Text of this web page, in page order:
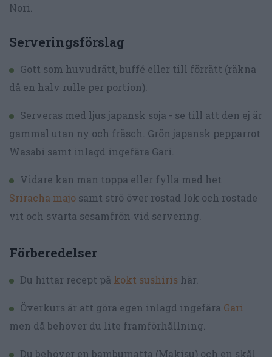
Nori.
Serveringsförslag
Gott som huvudrätt, buffé eller till förrätt (räkna
då en halv rulle per portion).
Serveras med ljus japansk soja - se till att den ej är
gammal utan ny och fräsch. Grön japansk pepparrot
Wasabi samt inlagd ingefära Gari.
Vidare kan man toppa eller fylla med het
Sriracha majo samt strö över rostad lök och rostade
vit och svarta sesamfrön vid servering.
Förberedelser
Du hittar recept på kokt sushiris här.
Överkurs är att göra egen inlagd ingefära Gari
men då behöver du lite framförhållning.
Du behöver en bambumatta (Makisu) och en skål